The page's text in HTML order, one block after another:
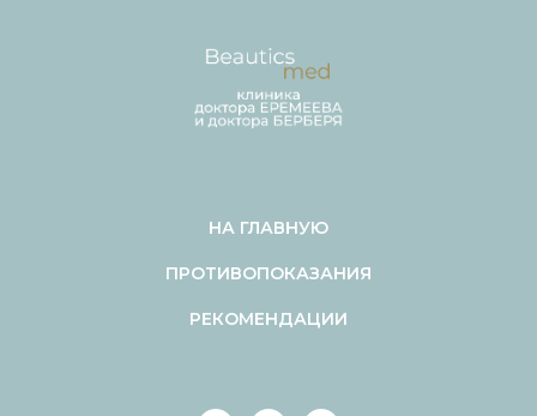
НА ГЛАВНУЮ
ПРОТИВОПОКАЗАНИЯ
РЕКОМЕНДАЦИИ